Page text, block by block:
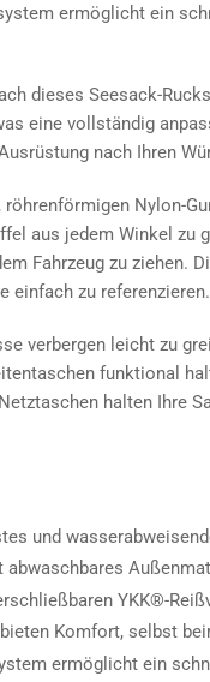
ermöglicht ein
dieses Seesack-
eine vollständig
nach Ihren
Nylon-
aus jedem Winkel zu
Fahrzeug zu ziehen.
einfach zu referenzieren.
verbergen leicht zu
funktional
halten Ihre
und
YKK®️-
Komfort, selbst
ermöglicht ein